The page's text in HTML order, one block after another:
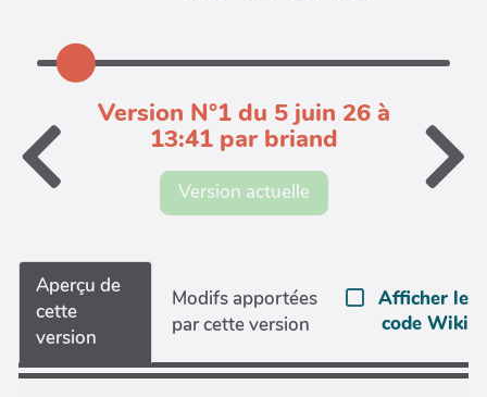
Version N°1 du 5 juin 26 à
13:41 par briand
Version actuelle
Aperçu de
cette
version
Modifs apportées
par cette version
Afficher le
code Wiki